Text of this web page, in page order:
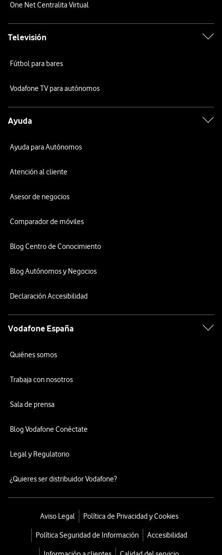
One Net Centralita Virtual
Televisión
Fútbol para bares
Vodafone TV para autónomos
Ayuda
Ayuda para Autónomos
Atención al cliente
Asesor de negocios
Comparador de móviles
Blog Centro de Conocimiento
Blog Autónomos y Negocios
Declaración Accesibilidad
Vodafone España
Quiénes somos
Trabaja con nosotros
Sala de prensa
Blog Vodafone Conéctate
Legal y Regulatorio
¿Quieres ser distribuidor Vodafone?
Aviso Legal Política de Privacidad y Cookies
Política Seguridad de Información Accesibilidad